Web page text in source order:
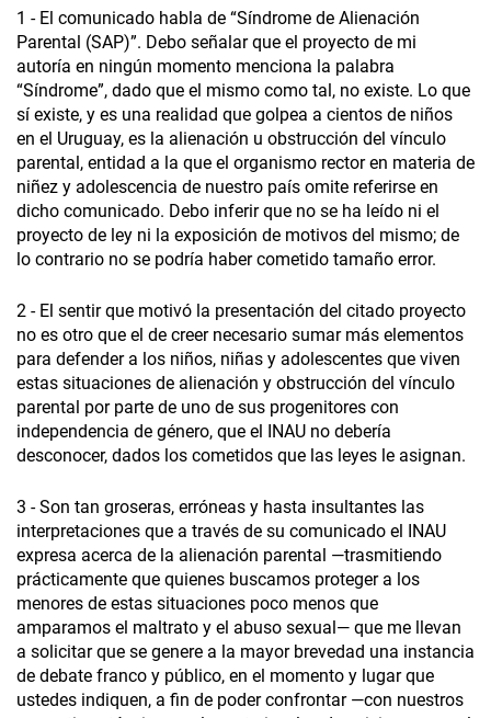
1 - El comunicado habla de “Síndrome de Alienación
Parental (SAP)”. Debo señalar que el proyecto de mi
autoría en ningún momento menciona la palabra
“Síndrome”, dado que el mismo como tal, no existe. Lo que
sí existe, y es una realidad que golpea a cientos de niños
en el Uruguay, es la alienación u obstrucción del vínculo
parental, entidad a la que el organismo rector en materia de
niñez y adolescencia de nuestro país omite referirse en
dicho comunicado. Debo inferir que no se ha leído ni el
proyecto de ley ni la exposición de motivos del mismo; de
lo contrario no se podría haber cometido tamaño error.
2 - El sentir que motivó la presentación del citado proyecto
no es otro que el de creer necesario sumar más elementos
para defender a los niños, niñas y adolescentes que viven
estas situaciones de alienación y obstrucción del vínculo
parental por parte de uno de sus progenitores con
independencia de género, que el INAU no debería
desconocer, dados los cometidos que las leyes le asignan.
3 - Son tan groseras, erróneas y hasta insultantes las
interpretaciones que a través de su comunicado el INAU
expresa acerca de la alienación parental —trasmitiendo
prácticamente que quienes buscamos proteger a los
menores de estas situaciones poco menos que
amparamos el maltrato y el abuso sexual— que me llevan
a solicitar que se genere a la mayor brevedad una instancia
de debate franco y público, en el momento y lugar que
ustedes indiquen, a fin de poder confrontar —con nuestros